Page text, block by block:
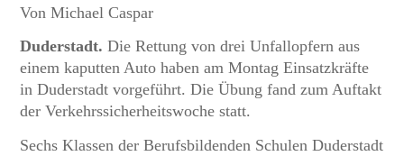
Von Michael Caspar
Duderstadt. Die Rettung von drei Unfallopfern aus
einem kaputten Auto haben am Montag Einsatzkräfte
in Duderstadt vorgeführt. Die Übung fand zum Auftakt
der Verkehrssicherheitswoche statt.
Sechs Klassen der Berufsbildenden Schulen Duderstadt